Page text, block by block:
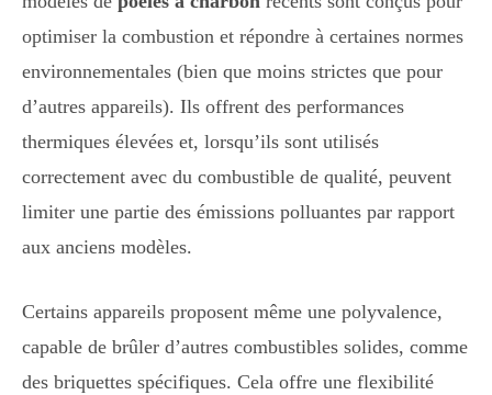
optimiser la combustion et répondre à certaines normes
environnementales (bien que moins strictes que pour
d’autres appareils). Ils offrent des performances
thermiques élevées et, lorsqu’ils sont utilisés
correctement avec du combustible de qualité, peuvent
limiter une partie des émissions polluantes par rapport
aux anciens modèles.
Certains appareils proposent même une polyvalence,
capable de brûler d’autres combustibles solides, comme
des briquettes spécifiques. Cela offre une flexibilité